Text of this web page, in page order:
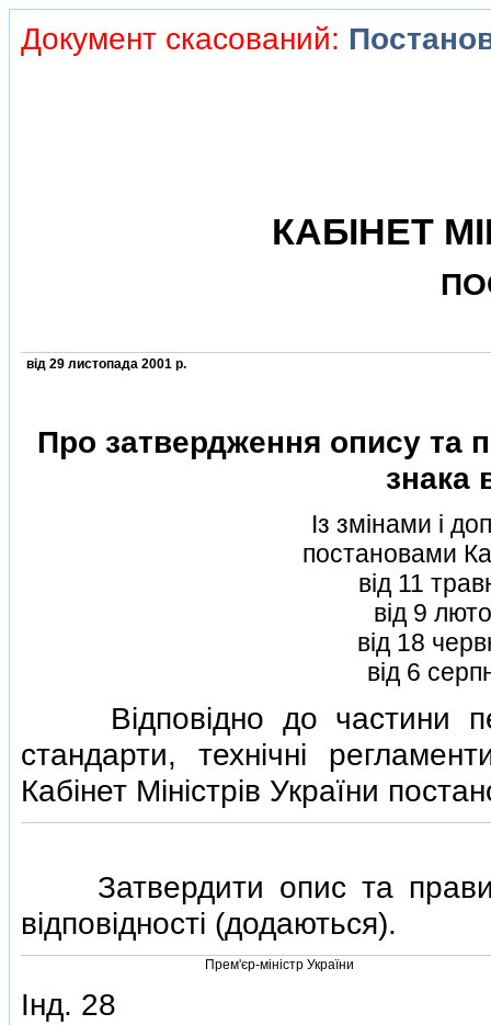
Документ скасований:
КАБIНЕТ
вiд 29 листопада 2001 р.
Про затвердження опису та
знака
Iз змiнами i
постановами
вiд 11
вiд 9
вiд 18
вiд 6
Вiдповiдно до частини
стандарти, технiчнi
Кабiнет Мiнiстрiв України
Затвердити опис та
вiдповiдностi (додаються).
Прем'єр-мiнiстр України
Iнд. 28